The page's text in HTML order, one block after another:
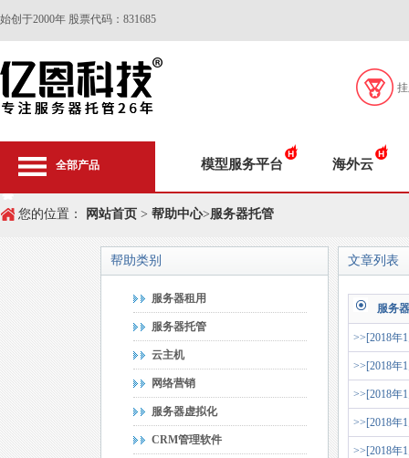
始创于2000年 股票代码：831685
全部产品 模型服务平台 海外云
您的位置： 网站首页 > 帮助中心>服务器托管
帮助类别
服务器租用
服务器托管
云主机
网络营销
服务器虚拟化
CRM管理软件
文章列表
服务
>>[2018年
>>[2018年
>>[2018年
>>[2018年
>>[2018年